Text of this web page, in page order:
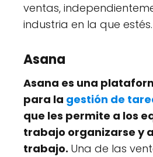
ventas,
industria en la que estés.
Asana
Asana es una
para la gestión de
que les permite a los
trabajo organizarse y
trabajo. Una de las